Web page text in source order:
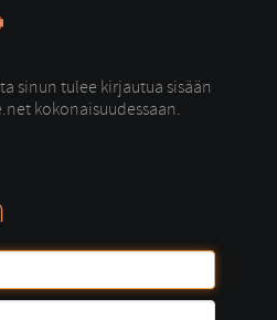
sinun tulee kirjautua sisään
kokonaisuudessaan.